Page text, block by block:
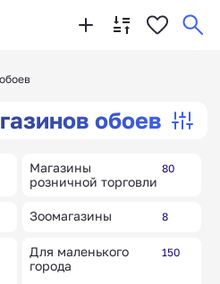
обоев
Магазины
розничной торговли
80
Зоомагазины 8
Для маленького
города
150